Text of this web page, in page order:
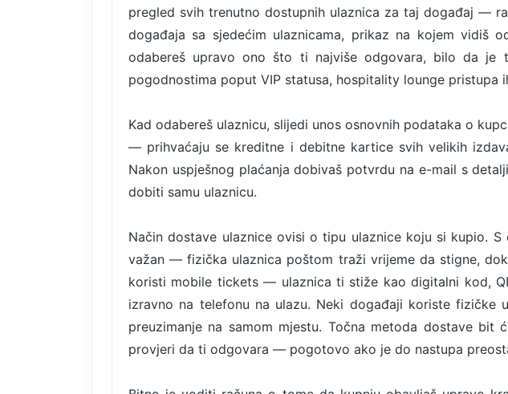
pregled svih trenutno dostupnih ulaznica za taj događaj —
događaja sa sjedećim ulaznicama, prikaz na kojem vidiš
odabereš upravo ono što ti najviše odgovara, bilo da je
pogodnostima poput VIP statusa, hospitality lounge pristupa
Kad odabereš ulaznicu, slijedi unos osnovnih podataka o
— prihvaćaju se kreditne i debitne kartice svih velikih
Nakon uspješnog plaćanja dobivaš potvrdu na e-mail s
dobiti samu ulaznicu.
Način dostave ulaznice ovisi o tipu ulaznice koju si kupio.
važan — fizička ulaznica poštom traži vrijeme da stigne,
koristi mobile tickets — ulaznica ti stiže kao digitalni kod,
izravno na telefonu na ulazu. Neki događaji koriste
preuzimanje na samom mjestu. Točna metoda dostave
provjeri da ti odgovara — pogotovo ako je do nastupa